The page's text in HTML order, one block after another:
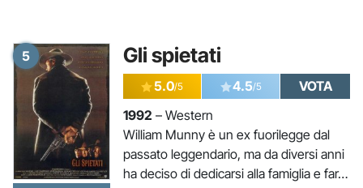
5 Gli spietati
5.0/5 4.5/5
VOTA
1992 – Western
William Munny è un ex fuorilegge dal
passato leggendario, ma da diversi anni
ha deciso di dedicarsi alla famiglia e far…